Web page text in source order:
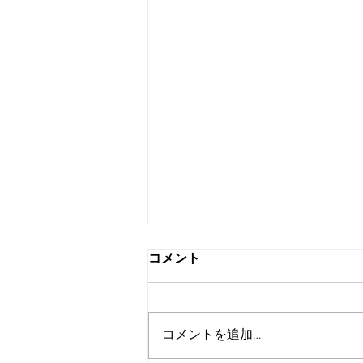
コメント
コメントを追加…